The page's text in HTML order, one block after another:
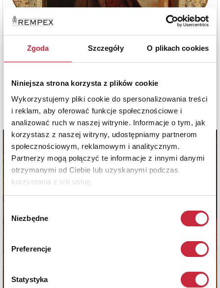
Zgoda Szczegóły O plikach cookies
Niniejsza strona korzysta z plików cookie
Wykorzystujemy pliki cookie do spersonalizowania treści
i reklam, aby oferować funkcje społecznościowe i
analizować ruch w naszej witrynie. Informacje o tym, jak
korzystasz z naszej witryny, udostępniamy partnerom
społecznościowym, reklamowym i analitycznym.
Partnerzy mogą połączyć te informacje z innymi danymi
otrzymanymi od Ciebie lub uzyskanymi podczas
korzystania z ich usług.
Wybór
zgody
Niezbędne
Preferencje
Statystyka